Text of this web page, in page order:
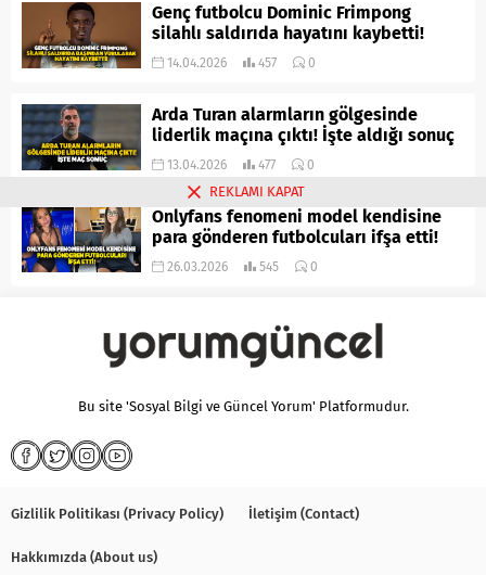
Genç futbolcu Dominic Frimpong
silahlı saldırıda hayatını kaybetti!
14.04.2026 457 0
Arda Turan alarmların gölgesinde
liderlik maçına çıktı! İşte aldığı sonuç
13.04.2026 477 0
Onlyfans fenomeni model kendisine
para gönderen futbolcuları ifşa etti!
26.03.2026 545 0
Bu site 'Sosyal Bilgi ve Güncel Yorum' Platformudur.
Gizlilik Politikası (Privacy Policy) İletişim (Contact)
Hakkımızda (About us)
REKLAMI KAPAT